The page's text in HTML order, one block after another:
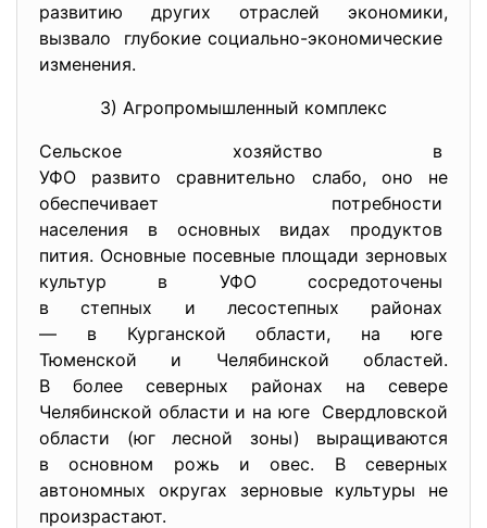
развитию других отраслей экономики,
вызвало глубокие социально-экономические
изменения.
3) Агропромышленный комплекс
Сельское хозяйство в
УФО развито сравнительно слабо, оно не
обеспечивает потребности
населения в основных видах продуктов
пития. Основные посевные площади зерновых
культур в УФО сосредоточены
в степных и лесостепных районах
— в Курганской области, на юге
Тюменской и Челябинской областей.
В более северных районах на севере
Челябинской области и на юге Свердловской
области (юг лесной зоны) выращиваются
в основном рожь и овес. В северных
автономных округах зерновые культуры не
произрастают.